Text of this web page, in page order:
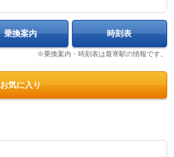
乗換案内 時刻表
※乗換案内・時刻表は最寄駅の情報です。
お気に入り